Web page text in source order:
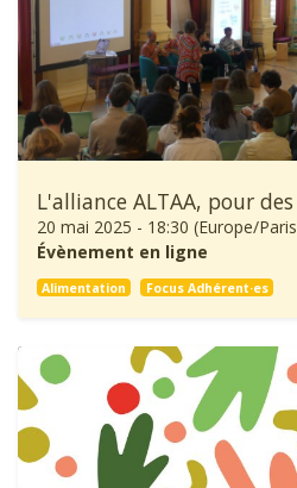
20 mai 2025 - 18:30 (Europe/Paris
Évènement en ligne
Alimentation Focus Adhérent·es